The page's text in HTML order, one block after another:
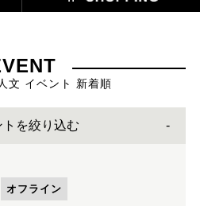
文 イベント 新着順
トを絞り込む
オフライン